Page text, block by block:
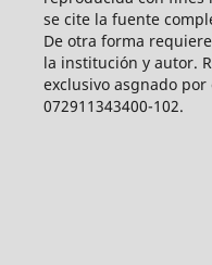
se cite la fuente
De otra forma
la institución y autor.
exclusivo asgnado por
072911343400-102.